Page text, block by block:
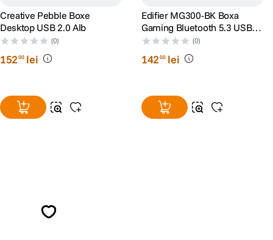
Creative Pebble Boxe
Desktop USB 2.0 Alb
(0)
15200 lei
Edifier MG300-BK Boxa
Gaming Bluetooth 5.3 USB-A
RGB Negru (0)
14200 lei